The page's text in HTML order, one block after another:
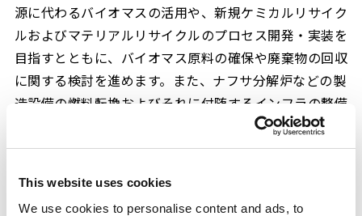
This website uses cookies
We use cookies to personalise content and ads, to
源に代わるバイオマスの活用や、新規ケミカルリサイク
ルおよびマテリアルリサイクルのプロセス開発・実装を
目指すとともに、バイオマス原料の確保や廃棄物の回収
に関する検討を進めます。また、ナフサ分解炉などの製
造設備の燃料転換およびそれに付随するインフラの整備
く、千葉県が主導する「京葉臨海コンビナートカーボン
ニュートラル推進協議会」などを通じて、関連する自治